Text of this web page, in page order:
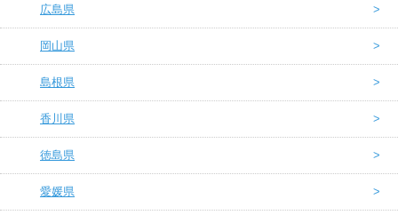
広島県
岡山県
島根県
香川県
徳島県
愛媛県